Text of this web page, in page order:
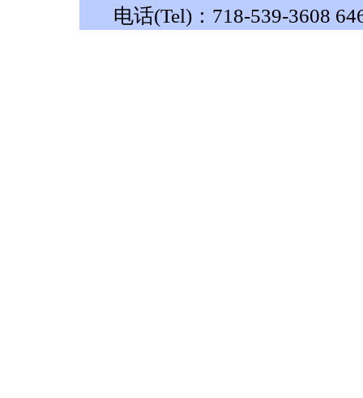
电话(Tel)：718-539-3608